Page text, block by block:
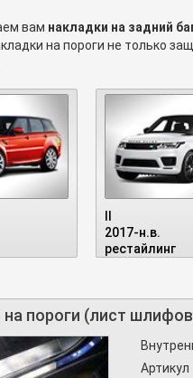
вам накладки на задний
на пороги не только
на задний бампер для
II
2017-н.в.
рестайлинг
пороги (лист
Артикул